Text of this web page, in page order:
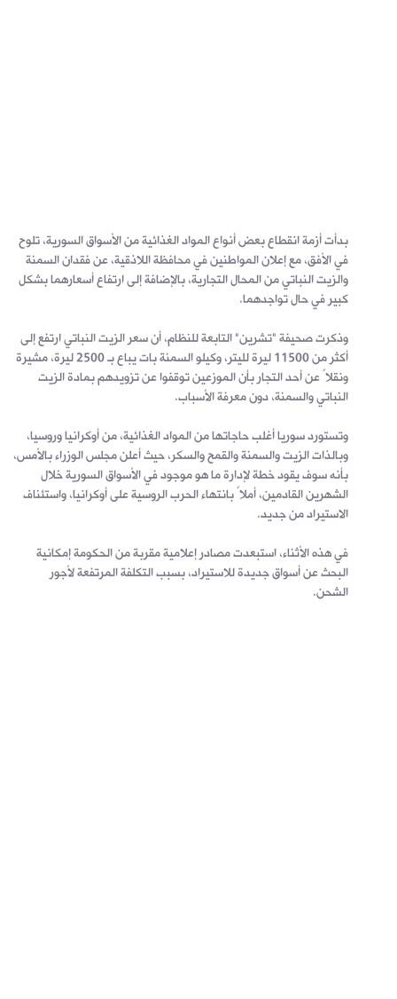
بدأت أزمة انقطاع بعض أنواع المواد الغذائية من الأسواق السورية، تلوح
في الأفق، مع إعلان المواطنين في محافظة اللاذقية، عن فقدان السمنة
والزيت النباتي من المحال التجارية، بالإضافة إلى ارتفاع أسعارهما بشكل
كبير في حال تواجدهما.
وذكرت صحيفة "تشرين" التابعة للنظام، أن سعر الزيت النباتي ارتفع إلى
أكثر من 11500 ليرة لليتر، وكيلو السمنة بات يباع بـ 2500 ليرة، مشيرة
ونقلاً عن أحد التجار بأن الموزعين توقفوا عن تزويدهم بمادة الزيت
النباتي والسمنة، دون معرفة الأسباب.
وتستورد سوريا أغلب حاجاتها من المواد الغذائية، من أوكرانيا وروسيا،
وبالذات الزيت والسمنة والقمح والسكر، حيث أعلن مجلس الوزراء بالأمس،
بأنه سوف يقود خطة لإدارة ما هو موجود في الأسواق السورية خلال
الشهرين القادمين، أملاً بانتهاء الحرب الروسية على أوكرانيا، واستئناف
الاستيراد من جديد.
في هذه الأثناء، استبعدت مصادر إعلامية مقربة من الحكومة إمكانية
البحث عن أسواق جديدة للاستيراد، بسبب التكلفة المرتفعة لأجور
الشحن.